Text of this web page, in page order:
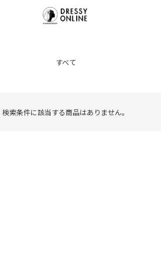
すべて
検索条件に該当する商品はありません。